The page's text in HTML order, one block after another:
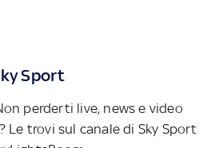
Sport
perderti live, news e video
Le trovi sul canale di Sky Sport